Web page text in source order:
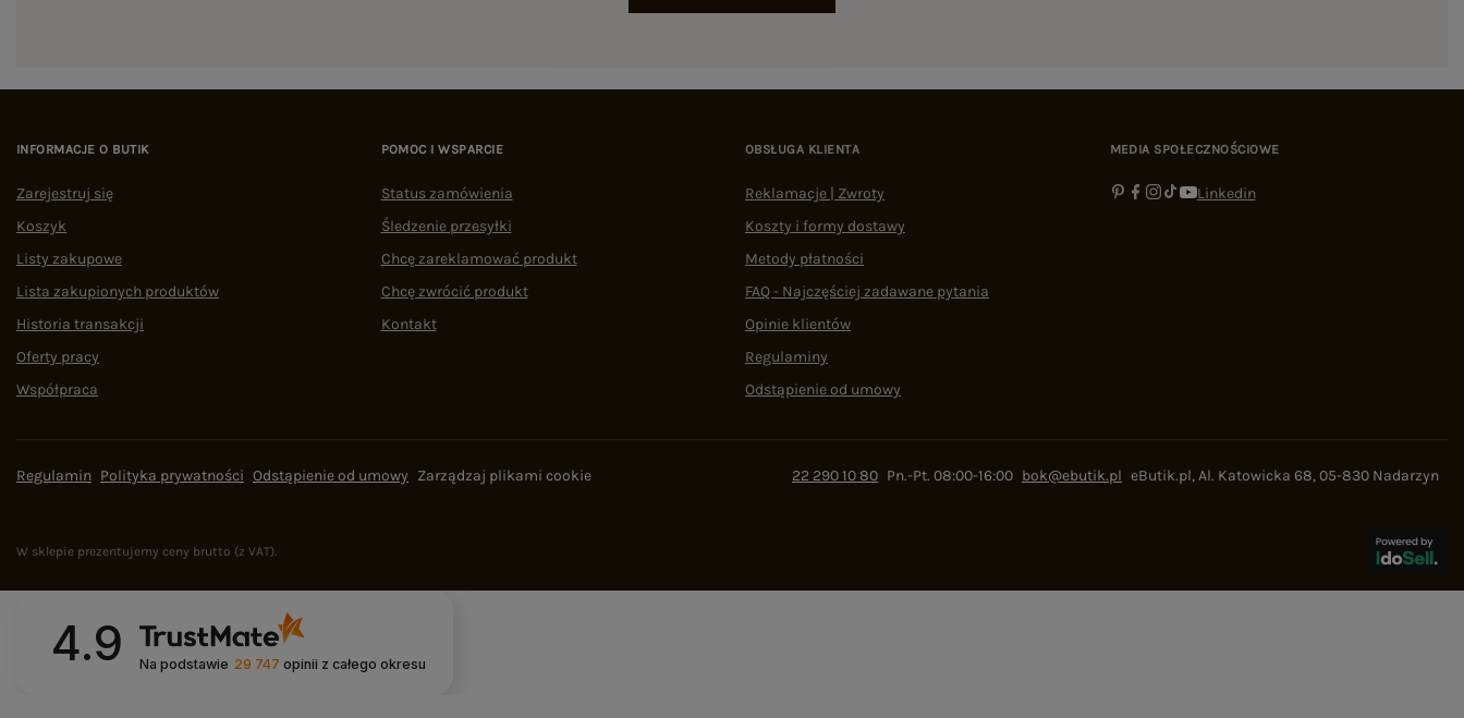
INFORMACJE O BUTIK
Zarejestruj się
Koszyk
Listy zakupowe
Lista zakupionych produktów
Historia transakcji
Oferty pracy
Współpraca
POMOC I WSPARCIE
Status zamówienia
Śledzenie przesyłki
Chcę zareklamować produkt
Chcę zwrócić produkt
Kontakt
OBSŁUGA KLIENTA
Reklamacje | Zwroty
Koszty i formy dostawy
Metody płatności
FAQ - Najczęściej zadawane pytania
Opinie klientów
Regulaminy
Odstąpienie od umowy
MEDIA SPOŁECZNOŚCIOWE
Linkedin
Regulamin Polityka prywatności Odstąpienie od umowy Zarządzaj plikami cookie 22 290 10 80 Pn.-Pt. 08:00-16:00 bok@ebutik.pl eButik.pl,Al. Katowicka 68,05-830 Nadarzyn
W sklepie prezentujemy ceny brutto (z VAT).
4.9 Na podstawie 29 747 opinii z całego okresu